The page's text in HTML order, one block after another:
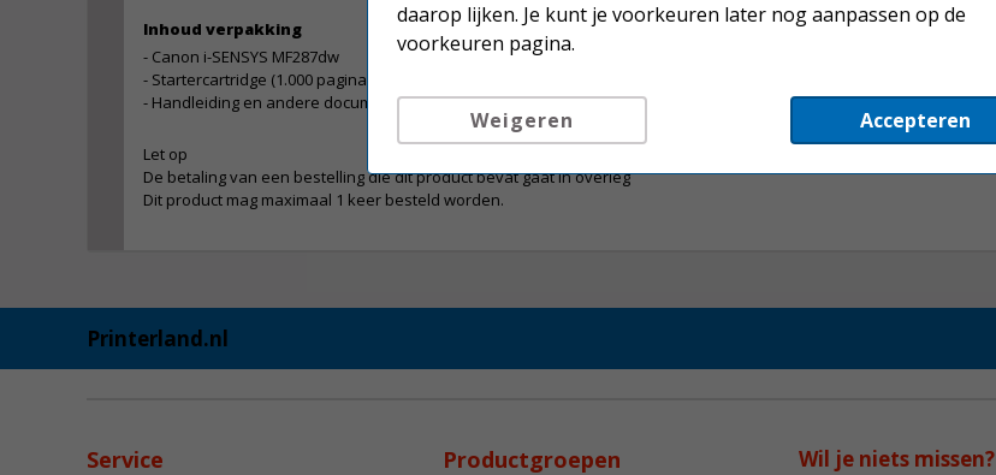
Inhoud verpakking
- Canon i-SENSYS MF287dw
- Startercartridge (1.000 pagina's)
- Handleiding en andere documenten
Let op
De betaling van een bestelling die dit product bevat gaat in overleg
Dit product mag maximaal 1 keer besteld worden.
Printerland.nl
Service Productgroepen Wil je niets missen?
daarop lijken. Je kunt je voorkeuren later nog aanpassen op de
voorkeuren pagina.
Accepteren
Weigeren